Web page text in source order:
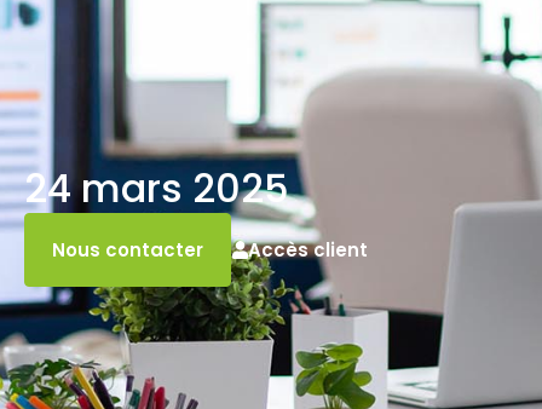
24 mars 2025
Nous contacter Accès client